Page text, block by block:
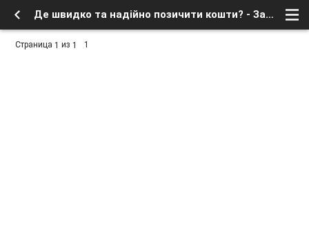
Де швидко та надійно позичити кошти? - Заработок в интернете, бесплатное в сети - Флейм - Форум о спутниковом тв и интернете
Страница 1 из 1 1